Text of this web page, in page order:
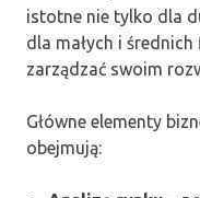
istotne nie tylko dla
dla małych i
zarządzać swoim
Główne elementy
obejmują: